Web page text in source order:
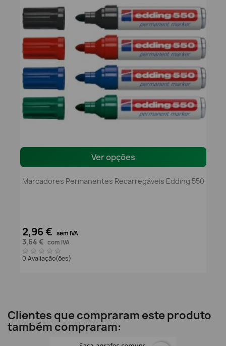
Ver opções
Marcadores Permanentes Recarregáveis Edding 550
2,96 € sem IVA
3,64 € com IVA
0 Avaliação(ões)
Clientes que compraram este produto
também compraram: